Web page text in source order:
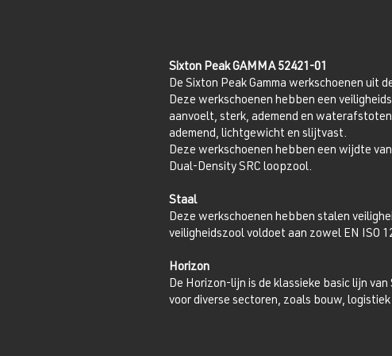
Sixton Peak GAMMA 52421-01
De Sixton Peak Gamma werkschoenen uit
Deze werkschoenen hebben een
aanvoelt, sterk, ademend en
ademend, lichtgewicht en slijtvast.
Deze werkschoenen hebben een wijdte
Dual-Density SRC loopzool.
Staal
Deze werkschoenen hebben stalen
veiligheidszool voldoet aan zowel EN ISO
Horizon
De Horizon-lijn is de klassieke basic lijn
voor diverse sectoren, zoals bouw,